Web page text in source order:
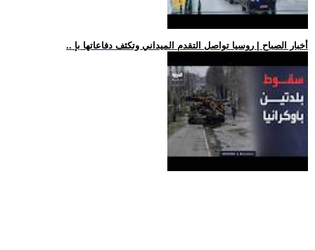
.. أخبار الصباح | روسيا تواصل التقدم الميداني وتكثف دفاعاتها بإ